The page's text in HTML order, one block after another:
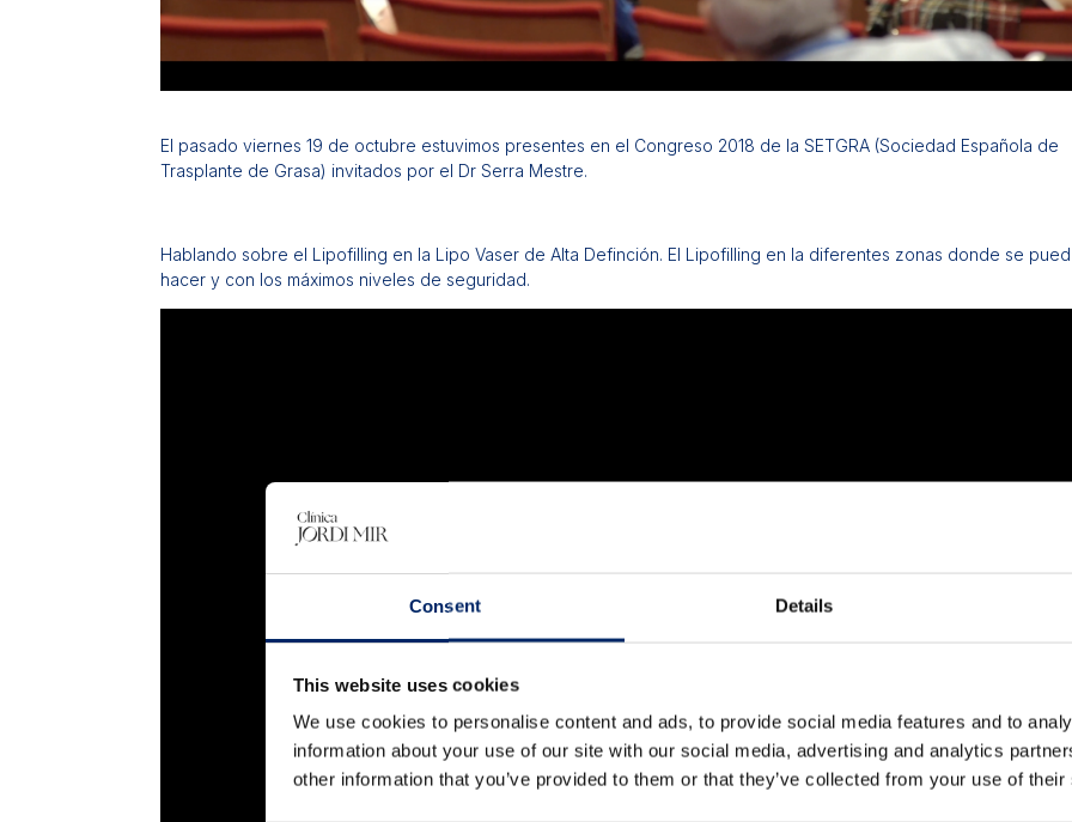
Consent Details
This website uses cookies
We use cookies to personalise content and ads, to provide social media features and to
information about your use of our site with our social media, advertising and analytics
other information that you’ve provided to them or that they’ve collected from your use of
El pasado viernes 19 de octubre estuvimos presentes en el Congreso 2018 de la SETGRA (Sociedad Española de
Trasplante de Grasa) invitados por el Dr Serra Mestre.
Hablando sobre el Lipofilling en la Lipo Vaser de Alta Definción. El Lipofilling en la diferentes zonas donde se
hacer y con los máximos niveles de seguridad.